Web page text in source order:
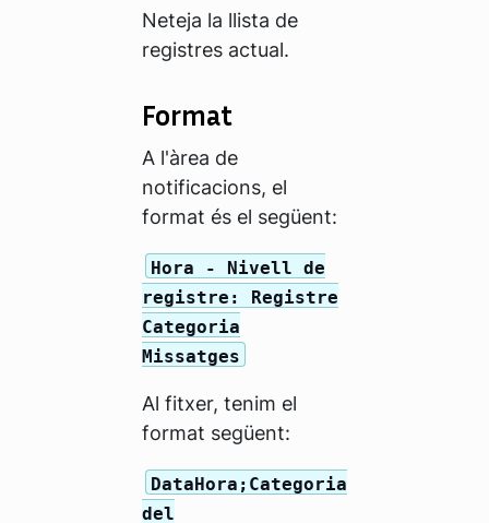
Neteja la llista de
registres actual.
Format
A l'àrea de
notificacions, el
format és el següent:
Hora - Nivell de
registre: Registre
Categoria
Missatges
Al fitxer, tenim el
format següent:
DataHora;Categoria
del